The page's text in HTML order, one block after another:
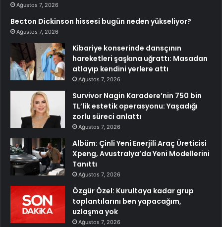
Ağustos 7, 2026
Becton Dickinson hissesi bugün neden yükseliyor?
Ağustos 7, 2026
Kibariye konserinde dansçının
hareketleri şaşkına uğrattı: Masadan
atlayıp kendini yerlere attı
Ağustos 7, 2026
Survivor Nagin Karadere’nin 750 bin
TL’lik estetik operasyonu: Yaşadığı
zorlu süreci anlattı
Ağustos 7, 2026
Albüm: Çinli Yeni Enerjili Araç Üreticisi
Xpeng, Avustralya’da Yeni Modellerini
Tanıttı
Ağustos 7, 2026
Özgür Özel: Kurultaya kadar grup
toplantılarını ben yapacağım,
uzlaşma yok
Ağustos 7, 2026